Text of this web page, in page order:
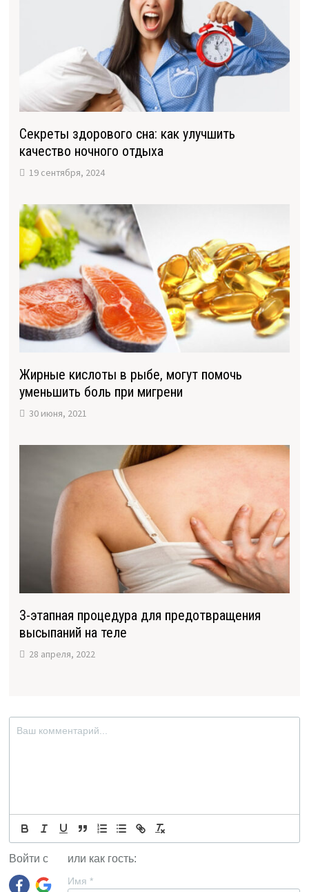
Секреты здорового сна: как улучшить
качество ночного отдыха
19 сентября, 2024
Жирные кислоты в рыбе, могут помочь
уменьшить боль при мигрени
30 июня, 2021
3-этапная процедура для предотвращения
высыпаний на теле
28 апреля, 2022
Войти с или как гость:
Имя *